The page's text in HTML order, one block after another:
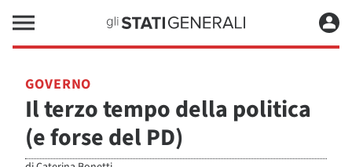
GOVERNO
Il terzo tempo della politica
(e forse del PD)